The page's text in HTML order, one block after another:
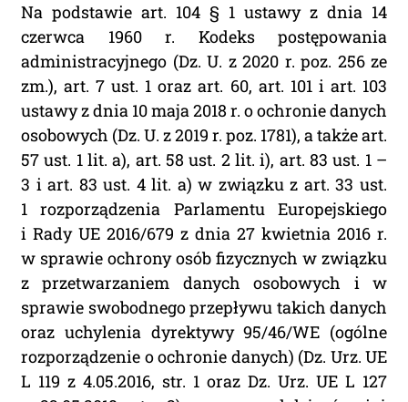
Na podstawie art. 104 § 1 ustawy z dnia 14
czerwca 1960 r. Kodeks postępowania
administracyjnego (Dz. U. z 2020 r. poz. 256 ze
zm.), art. 7 ust. 1 oraz art. 60, art. 101 i art. 103
ustawy z dnia 10 maja 2018 r. o ochronie danych
osobowych (Dz. U. z 2019 r. poz. 1781), a także art.
57 ust. 1 lit. a), art. 58 ust. 2 lit. i), art. 83 ust. 1 –
3 i art. 83 ust. 4 lit. a) w związku z art. 33 ust.
1 rozporządzenia Parlamentu Europejskiego
i Rady UE 2016/679 z dnia 27 kwietnia 2016 r.
w sprawie ochrony osób fizycznych w związku
z przetwarzaniem danych osobowych i w
sprawie swobodnego przepływu takich danych
oraz uchylenia dyrektywy 95/46/WE (ogólne
rozporządzenie o ochronie danych) (Dz. Urz. UE
L 119 z 4.05.2016, str. 1 oraz Dz. Urz. UE L 127